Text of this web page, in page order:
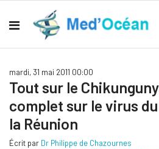
mardi, 31 mai 2011 00:00
Tout sur le
complet sur le virus
la Réunion
Écrit par Dr Philippe de Chazournes